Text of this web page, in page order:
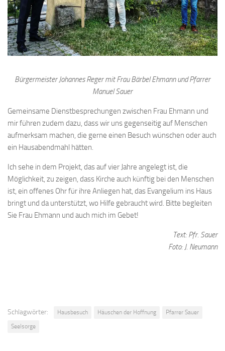
Bürgermeister Johannes Reger mit Frau Bärbel Ehmann und Pfarrer
Manuel Sauer
Gemeinsame Dienstbesprechungen zwischen Frau Ehmann und
mir führen zudem dazu, dass wir uns gegenseitig auf Menschen
aufmerksam machen, die gerne einen Besuch wünschen oder auch
ein Hausabendmahl hätten.
Ich sehe in dem Projekt, das auf vier Jahre angelegt ist, die
Möglichkeit, zu zeigen, dass Kirche auch künftig bei den Menschen
ist, ein offenes Ohr für ihre Anliegen hat, das Evangelium ins Haus
bringt und da unterstützt, wo Hilfe gebraucht wird. Bitte begleiten
Sie Frau Ehmann und auch mich im Gebet!
Text: Pfr. Sauer
Foto: J. Neumann
Schlagwörter: Hausbesuch Häuschen der Hoffnung
Pfarrer Sauer
Seelsorge